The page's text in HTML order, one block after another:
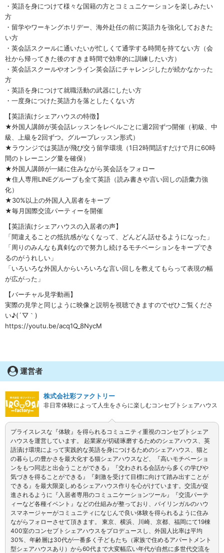
・英語を身につけて様々な国籍の方とコミュニケーションを楽しみたい
方
・留学やワーキングホリデー、海外赴任の前に英語力を強化しておきた
い方
・英会話スクールに通いたいが忙しくて通学する時間を持てない方（会
社から帰ってきた後のすきま時間で効率的に訓練したい方）
・英会話スクールやオンライン英会話にチャレンジしたが続かなかった
方
・英語を身につけて就職活動の武器にしたい方
・一度身につけた英語力を落としたくない方
【英語漬けシェアハウスの特徴】
★外国人講師が英会話レッスンをレベルごとに週2回ずつ開催（初級、中
級、上級を2回ずつ。グループレッスン形式）
★ラウンジでは英語が飛び交う留学環境（1日2時間話すだけで月に60時
間のトレーニング量を確保）
★外国人講師が一緒に住みながら英会話をフォロー
★住人専用LINEグループも全て英語（読み書きや言い回しの語彙力強
化）
★30%以上の外国人入居者をキープ
★毎月国際交流パーティーを開催
【英語漬けシェアハウスの入居者の声】
「間違えることの抵抗感がなくなって、どんどん話せるようになった」
「周りのみんなも真剣なので努力し続けるモチベーションをキープでき
るのがうれしい」
「いろいろな外国人からいろいろな言い回しを教えてもらって表現の幅
が広がった」
【バーチャル見学動画】
実際の見学と同じように映像と説明を視聴できますのでぜひご覧くださ
い♪(´▽｀)
https://youtu.be/acq1Q_8NycM
運営者
株式会社彩ファクトリー
非日常体験によって人生をさらに楽しむコンセプトシェアハウス
プライスレスな『体験』を得られるコミュニティ重視のコンセプトシェア
ハウスを運営しています。 起業家が切磋琢磨するためのシェアハウス、英
語漬け環境によって実践的な英語を身につけるためのシェアハウス、猫と
の暮らしの豊かさを最大化する猫シェアハウスなど、『高いモチベーショ
ンをもつ同志と出会うことができる』『交わされる会話から多くの学びや
気づきを得ることができる』『刺激を受けて目標に向けて踏み出すことが
できる』を最大限楽しめるシェアハウス作りを心がけています。交流が促
進されるように『入居者専用のコミュニケーションツール』『交流パーテ
ィーなど各種イベント』などの仕組みが整っており、バイリンガルのハウ
スマネージャーがコミュニティになじんで良い体験を得られるように住み
ながらフォローさせて頂きます。 東京、横浜、川崎、京都、福岡にて19棟
400室のコンセプトシェアハウスをプロデュースし、外国人比率は平均
30%、年齢層は30代が一番多く子どもたち（家族で住めるアパートメント
型シェアハウスあり）から60代まで大変幅広い年代が自然に多世代交流を